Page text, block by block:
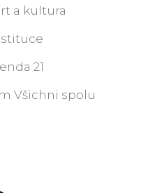
a kultura
21
Všichni spolu